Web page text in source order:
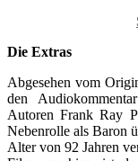
Die Extras
Abgesehen vom
den
Autoren Frank Ray
Nebenrolle als Baron
Alter von 92 Jahren